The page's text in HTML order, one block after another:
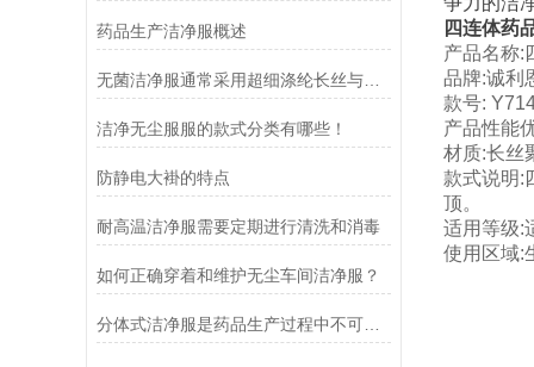
药品生产洁净服概述
无菌洁净服通常采用超细涤纶长丝与导电纤维嵌织而成
洁净无尘服服的款式分类有哪些！
防静电大褂的特点
耐高温洁净服需要定期进行清洗和消毒
如何正确穿着和维护无尘车间洁净服？
分体式洁净服是药品生产过程中不可少的防护装备
四连体药
产品名称:
品牌:诚利
款号:
产品性能
材质:长丝
款式说明:
顶。
适用等级:
使用区域: